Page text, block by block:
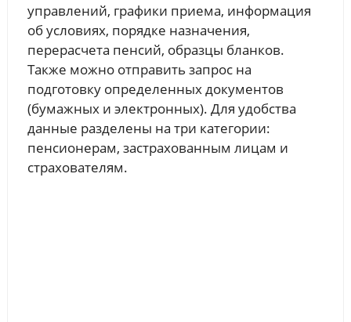
управлений, графики приема, информация
об условиях, порядке назначения,
перерасчета пенсий, образцы бланков.
Также можно отправить запрос на
подготовку определенных документов
(бумажных и электронных). Для удобства
данные разделены на три категории:
пенсионерам, застрахованным лицам и
страхователям.